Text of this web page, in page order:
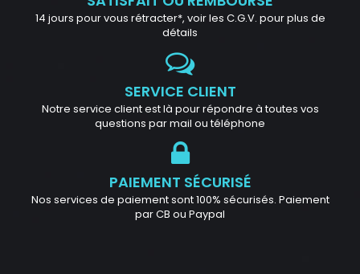
14 jours pour vous rétracter*, voir les C.G.V. pour plus de
détails
SERVICE CLIENT
Notre service client est là pour répondre à toutes vos
questions par mail ou téléphone
PAIEMENT SÉCURISÉ
Nos services de paiement sont 100% sécurisés. Paiement
par CB ou Paypal